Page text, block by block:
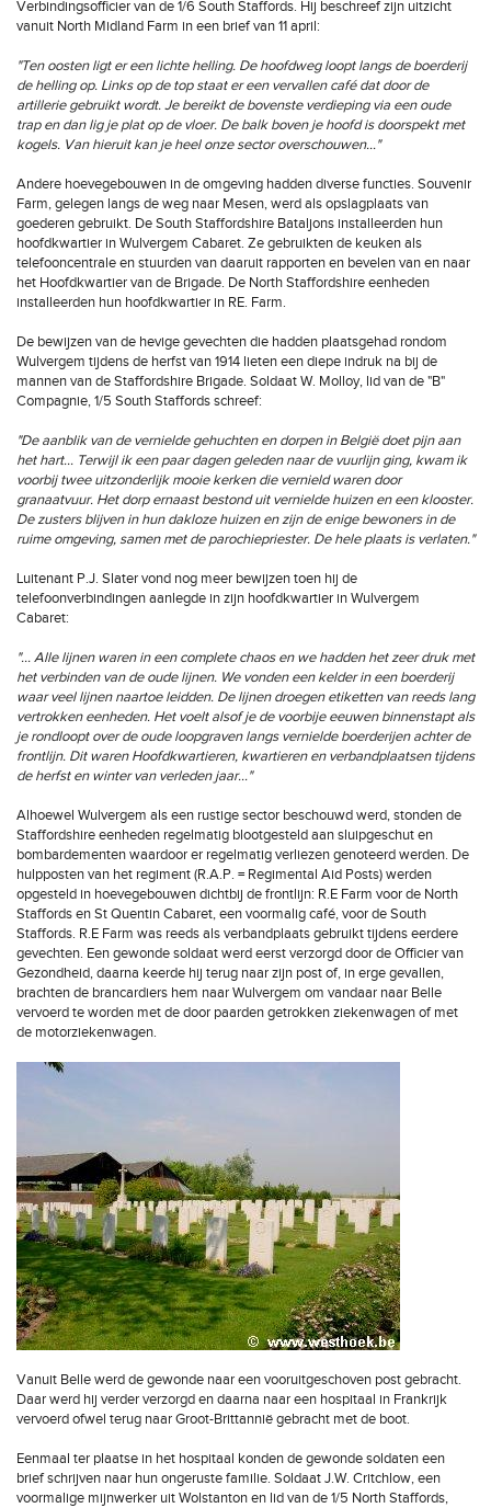
Verbindingsofficier van de 1/6 South Staffords. Hij beschreef zijn uitzicht
vanuit North Midland Farm in een brief van 11 april:
"Ten oosten ligt er een lichte helling. De hoofdweg loopt langs de boerderij
de helling op. Links op de top staat er een vervallen café dat door de
artillerie gebruikt wordt. Je bereikt de bovenste verdieping via een oude
trap en dan lig je plat op de vloer. De balk boven je hoofd is doorspekt met
kogels. Van hieruit kan je heel onze sector overschouwen…"
Andere hoevegebouwen in de omgeving hadden diverse functies. Souvenir
Farm, gelegen langs de weg naar Mesen, werd als opslagplaats van
goederen gebruikt. De South Staffordshire Bataljons installeerden hun
hoofdkwartier in Wulvergem Cabaret. Ze gebruikten de keuken als
telefooncentrale en stuurden van daaruit rapporten en bevelen van en naar
het Hoofdkwartier van de Brigade. De North Staffordshire eenheden
installeerden hun hoofdkwartier in RE. Farm.
De bewijzen van de hevige gevechten die hadden plaatsgehad rondom
Wulvergem tijdens de herfst van 1914 lieten een diepe indruk na bij de
mannen van de Staffordshire Brigade. Soldaat W. Molloy, lid van de "B"
Compagnie, 1/5 South Staffords schreef:
"De aanblik van de vernielde gehuchten en dorpen in België doet pijn aan
het hart… Terwijl ik een paar dagen geleden naar de vuurlijn ging, kwam ik
voorbij twee uitzonderlijk mooie kerken die vernield waren door
granaatvuur. Het dorp ernaast bestond uit vernielde huizen en een klooster.
De zusters blijven in hun dakloze huizen en zijn de enige bewoners in de
ruime omgeving, samen met de parochiepriester. De hele plaats is verlaten."
Luitenant P.J. Slater vond nog meer bewijzen toen hij de
telefoonverbindingen aanlegde in zijn hoofdkwartier in Wulvergem
Cabaret:
"… Alle lijnen waren in een complete chaos en we hadden het zeer druk met
het verbinden van de oude lijnen. We vonden een kelder in een boerderij
waar veel lijnen naartoe leidden. De lijnen droegen etiketten van reeds lang
vertrokken eenheden. Het voelt alsof je de voorbije eeuwen binnenstapt als
je rondloopt over de oude loopgraven langs vernielde boerderijen achter de
frontlijn. Dit waren Hoofdkwartieren, kwartieren en verbandplaatsen tijdens
de herfst en winter van verleden jaar…"
Alhoewel Wulvergem als een rustige sector beschouwd werd, stonden de
Staffordshire eenheden regelmatig blootgesteld aan sluipgeschut en
bombardementen waardoor er regelmatig verliezen genoteerd werden. De
hulpposten van het regiment (R.A.P. = Regimental Aid Posts) werden
opgesteld in hoevegebouwen dichtbij de frontlijn: R.E Farm voor de North
Staffords en St Quentin Cabaret, een voormalig café, voor de South
Staffords. R.E Farm was reeds als verbandplaats gebruikt tijdens eerdere
gevechten. Een gewonde soldaat werd eerst verzorgd door de Officier van
Gezondheid, daarna keerde hij terug naar zijn post of, in erge gevallen,
brachten de brancardiers hem naar Wulvergem om vandaar naar Belle
vervoerd te worden met de door paarden getrokken ziekenwagen of met
de motorziekenwagen.
Vanuit Belle werd de gewonde naar een vooruitgeschoven post gebracht.
Daar werd hij verder verzorgd en daarna naar een hospitaal in Frankrijk
vervoerd ofwel terug naar Groot-Brittannië gebracht met de boot.
Eenmaal ter plaatse in het hospitaal konden de gewonde soldaten een
brief schrijven naar hun ongeruste familie. Soldaat J.W. Critchlow, een
voormalige mijnwerker uit Wolstanton en lid van de 1/5 North Staffords,